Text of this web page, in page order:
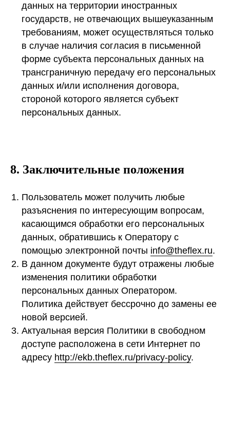
данных на территории иностранных
государств, не отвечающих вышеуказанным
требованиям, может осуществляться только
в случае наличия согласия в письменной
форме субъекта персональных данных на
трансграничную передачу его персональных
данных и/или исполнения договора,
стороной которого является субъект
персональных данных.
8. Заключительные положения
Пользователь может получить любые
разъяснения по интересующим вопросам,
касающимся обработки его персональных
данных, обратившись к Оператору с
помощью электронной почты info@theflex.ru.
В данном документе будут отражены любые
изменения политики обработки
персональных данных Оператором.
Политика действует бессрочно до замены ее
новой версией.
Актуальная версия Политики в свободном
доступе расположена в сети Интернет по
адресу http://ekb.theflex.ru/privacy-policy.